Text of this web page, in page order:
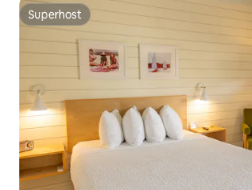
Superhost
Superhost